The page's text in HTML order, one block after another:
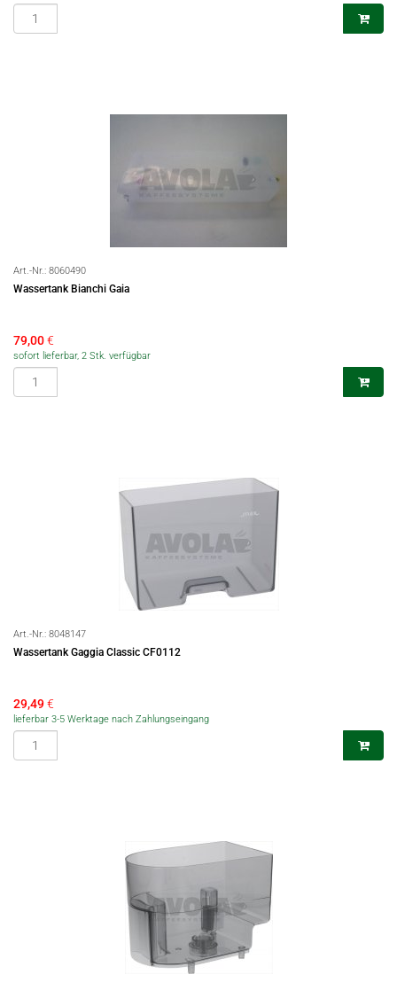
Art.-Nr.: 8060490
Wassertank Bianchi Gaia
79,00€
sofort lieferbar, 2 Stk. verfügbar
Art.-Nr.: 8048147
Wassertank Gaggia Classic CF0112
29,49€
lieferbar 3-5 Werktage nach Zahlungseingang